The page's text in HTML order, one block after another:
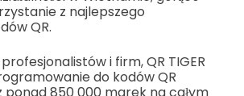
z najlepszego
QR.
i firm, QR TIGER
do kodów QR